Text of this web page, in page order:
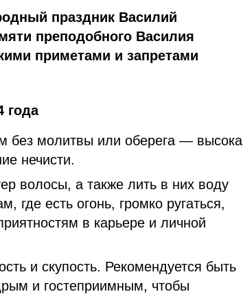
праздник Василий
преподобного Василия
приметами и запретами
года
без молитвы или оберега — высока
нечисти.
волосы, а также лить в них воду
где есть огонь, громко ругаться,
в карьере и личной
и скупость. Рекомендуется быть
и гостеприимным, чтобы